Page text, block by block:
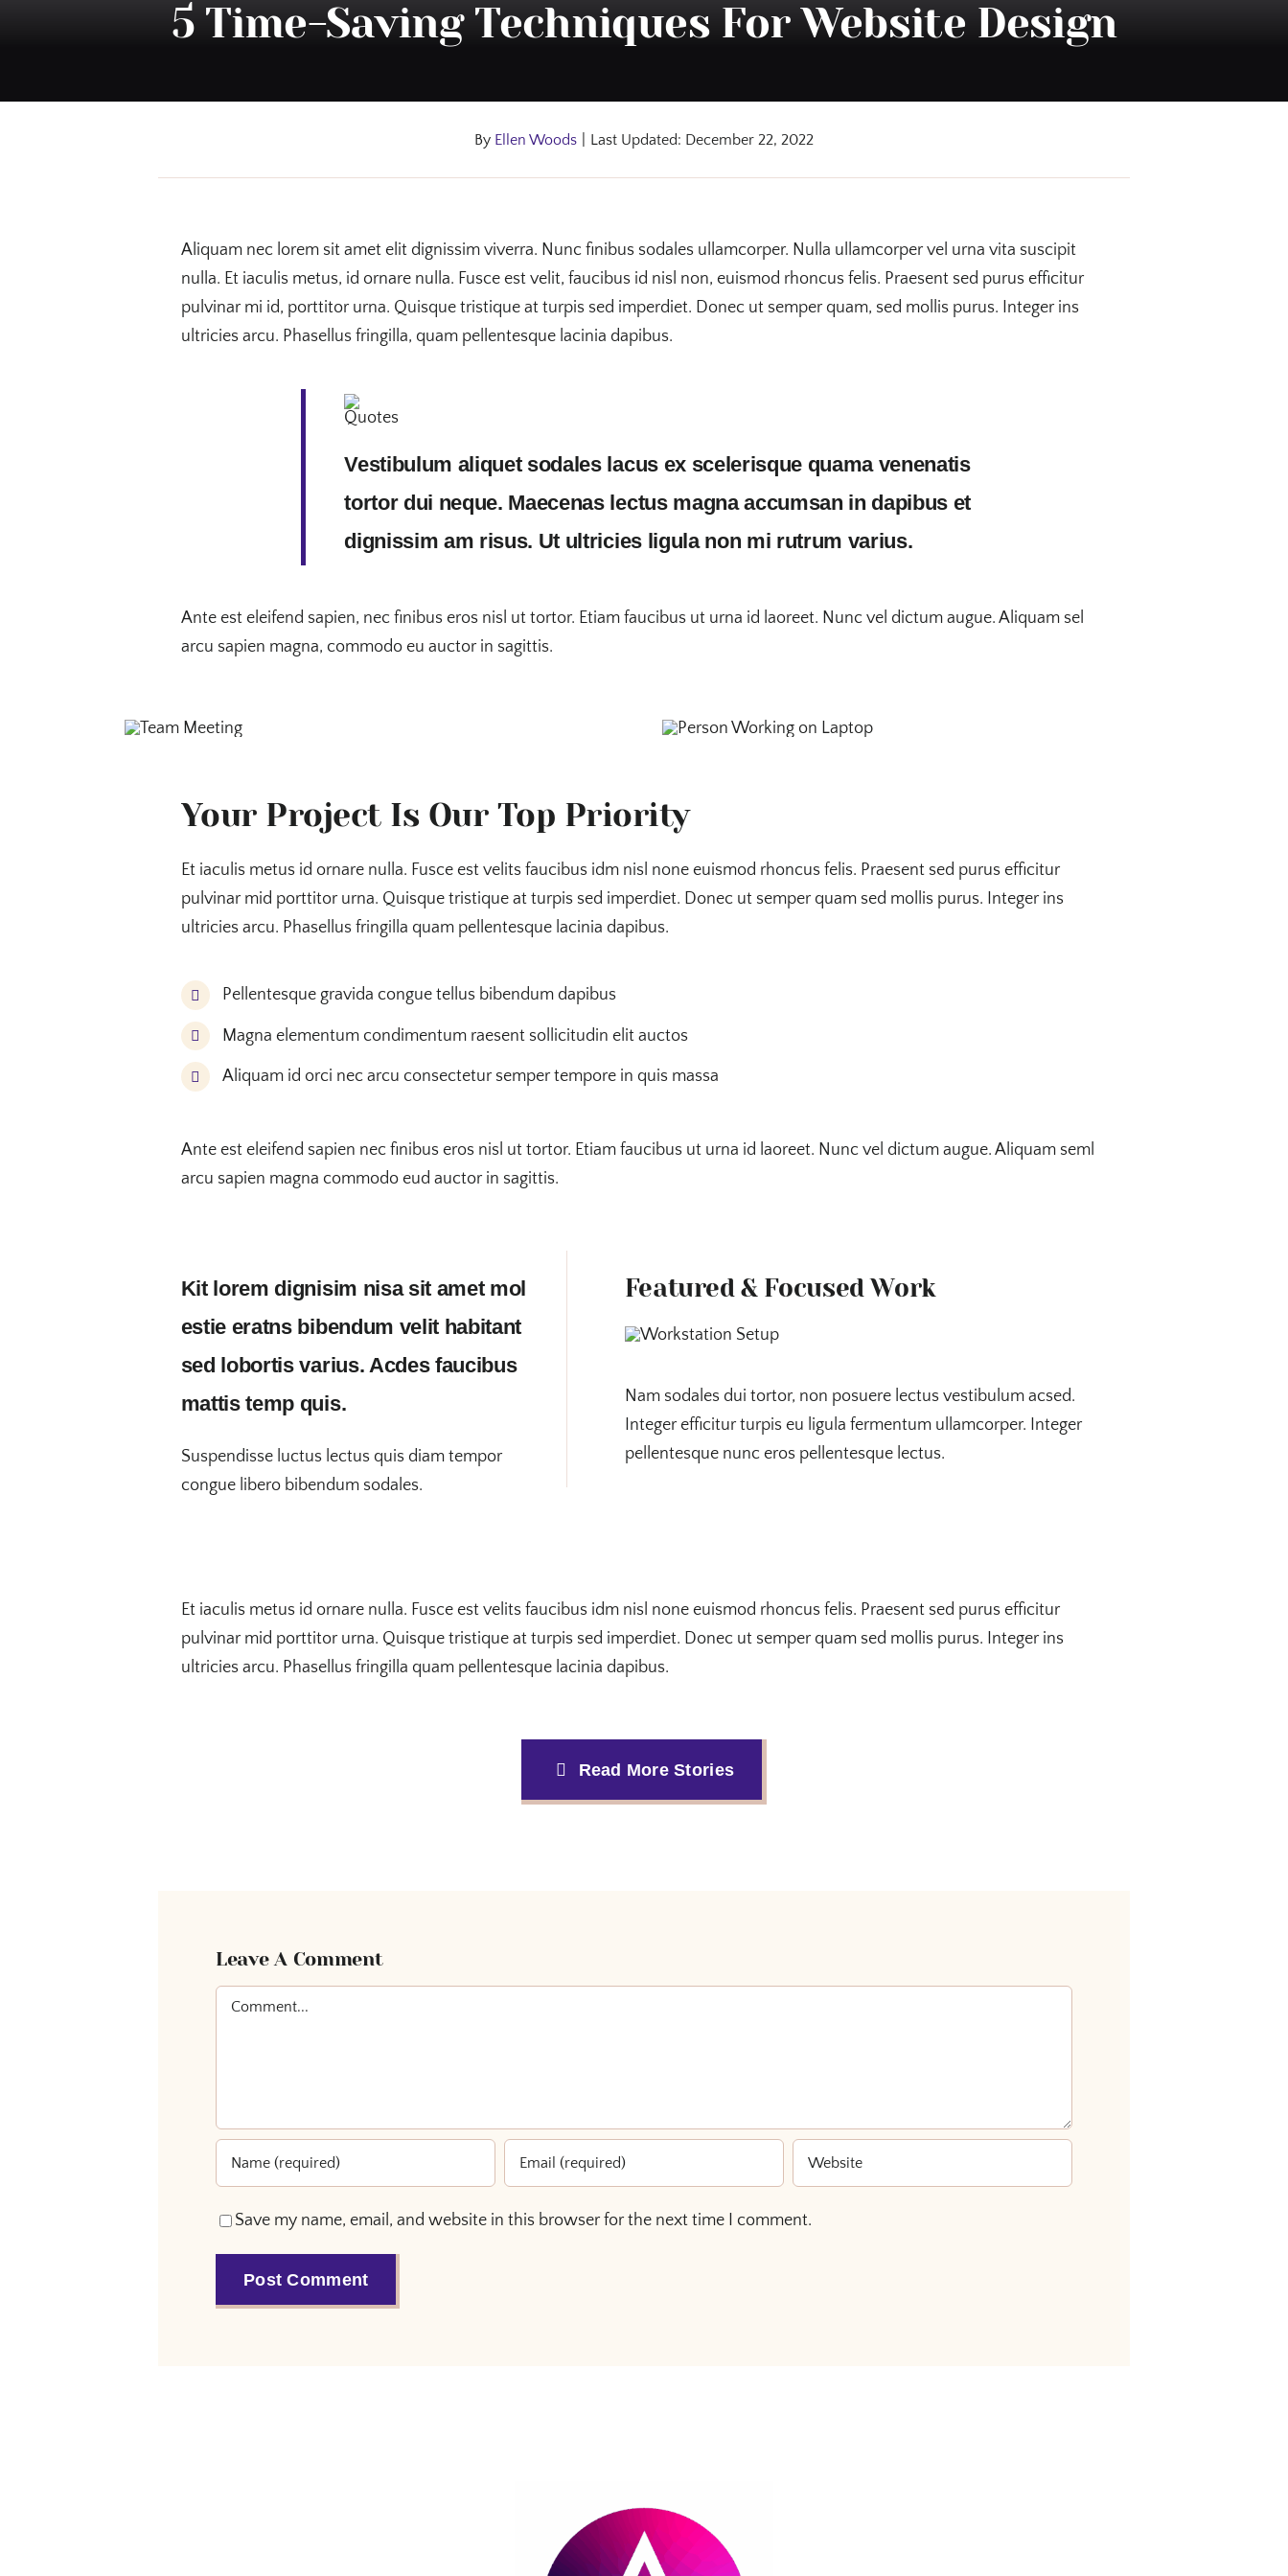
5 Time-Saving Techniques For Website Design
By Ellen Woods Last Updated: December 22, 2022
Aliquam nec lorem sit amet elit dignissim viverra. Nunc finibus sodales ullamcorper. Nulla ullamcorper vel urna vita suscipit
nulla. Et iaculis metus, id ornare nulla. Fusce est velit, faucibus id nisl non, euismod rhoncus felis. Praesent sed purus efficitur
pulvinar mi id, porttitor urna. Quisque tristique at turpis sed imperdiet. Donec ut semper quam, sed mollis purus. Integer ins
ultricies arcu. Phasellus fringilla, quam pellentesque lacinia dapibus.
Vestibulum aliquet sodales lacus ex scelerisque quama venenatis
tortor dui neque. Maecenas lectus magna accumsan in dapibus et
dignissim am risus. Ut ultricies ligula non mi rutrum varius.
Ante est eleifend sapien, nec finibus eros nisl ut tortor. Etiam faucibus ut urna id laoreet. Nunc vel dictum augue. Aliquam sel
arcu sapien magna, commodo eu auctor in sagittis.
Your Project Is Our Top Priority
Et iaculis metus id ornare nulla. Fusce est velits faucibus idm nisl none euismod rhoncus felis. Praesent sed purus efficitur
pulvinar mid porttitor urna. Quisque tristique at turpis sed imperdiet. Donec ut semper quam sed mollis purus. Integer ins
ultricies arcu. Phasellus fringilla quam pellentesque lacinia dapibus.
Pellentesque gravida congue tellus bibendum dapibus
Magna elementum condimentum raesent sollicitudin elit auctos
Aliquam id orci nec arcu consectetur semper tempore in quis massa
Ante est eleifend sapien nec finibus eros nisl ut tortor. Etiam faucibus ut urna id laoreet. Nunc vel dictum augue. Aliquam seml
arcu sapien magna commodo eud auctor in sagittis.
Kit lorem dignisim nisa sit amet mol
estie eratns bibendum velit habitant
sed lobortis varius. Acdes faucibus
mattis temp quis.
Suspendisse luctus lectus quis diam tempor
congue libero bibendum sodales.
Featured & Focused Work
Nam sodales dui tortor, non posuere lectus vestibulum acsed.
Integer efficitur turpis eu ligula fermentum ullamcorper. Integer
pellentesque nunc eros pellentesque lectus.
Et iaculis metus id ornare nulla. Fusce est velits faucibus idm nisl none euismod rhoncus felis. Praesent sed purus efficitur
pulvinar mid porttitor urna. Quisque tristique at turpis sed imperdiet. Donec ut semper quam sed mollis purus. Integer ins
ultricies arcu. Phasellus fringilla quam pellentesque lacinia dapibus.
Read More Stories
Leave A Comment
Comment
Save my name, email, and website in this browser for the next time I comment.